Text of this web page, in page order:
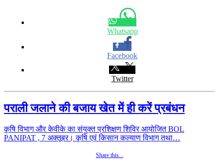
Whatsapp
Facebook
Twitter
पराली जलाने की बजाय खेत में ही करें प्रबंधन
कृषि विभाग और केवीके का संयुक्त प्रशिक्षण शिविर आयोजित BOL
PANIPAT , 7 अक्तूबर। कृषि एवं किसान कल्याण विभाग तथा…
Share this...